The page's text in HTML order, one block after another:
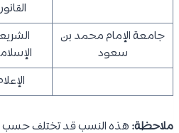
جامعة الإمام محمد بن
سعود
ملاحظة: هذه النسب قد تختلف حسب